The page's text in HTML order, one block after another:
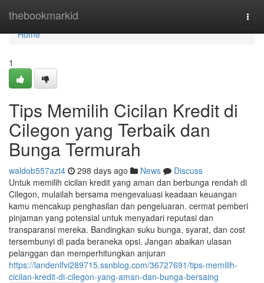
thebookmarkid
Home
Home
1
Tips Memilih Cicilan Kredit di
Cilegon yang Terbaik dan
Bunga Termurah
waldob557azt4 298 days ago News
Discuss
Untuk memilih cicilan kredit yang aman dan berbunga rendah di
Cilegon, mulailah bersama mengevaluasi keadaan keuangan
kamu mencakup penghasilan dan pengeluaran. cermat pemberi
pinjaman yang potensial untuk menyadari reputasi dan
transparansi mereka. Bandingkan suku bunga, syarat, dan cost
tersembunyi di pada beraneka opsi. Jangan abaikan ulasan
pelanggan dan memperhitungkan anjuran
https://landenlfvi289715.ssnblog.com/36727691/tips-memilih-
cicilan-kredit-di-cilegon-yang-aman-dan-bunga-bersaing